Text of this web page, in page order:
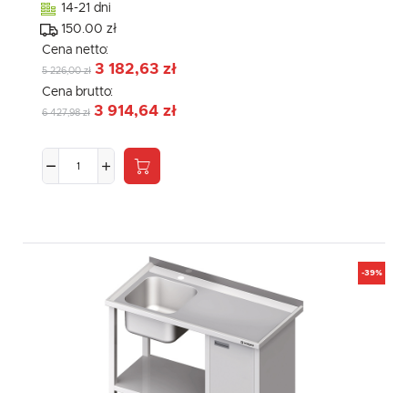
14-21 dni
150.00 zł
Cena netto:
5 226,00 zł 3 182,63 zł
Cena brutto:
6 427,98 zł 3 914,64 zł
-39%